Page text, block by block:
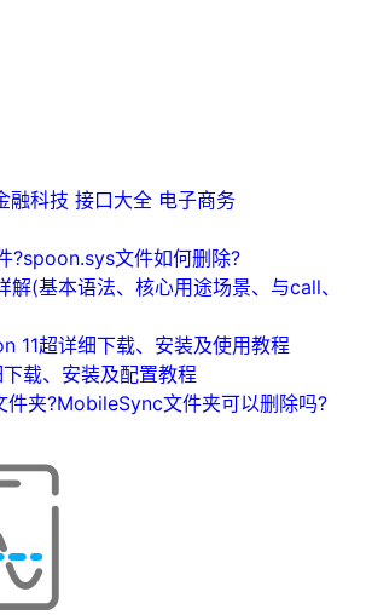
融科技 接口大全 电子商务
?spoon.sys文件如何删除?
(基本语法、核心用途场景、与call、
11超详细下载、安装及使用教程
载、安装及配置教程
夹?MobileSync文件夹可以删除吗?